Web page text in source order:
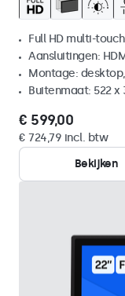
Full HD multi-
Aansluitingen:
Montage:
Buitenmaat: 522 x
€ 599,00
€ 724,79 incl. btw
Bekijken